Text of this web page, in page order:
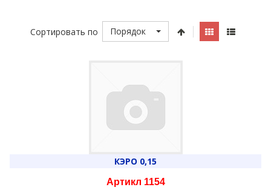
Сортировать по Порядок
КЭРО 0,15
Артикл 1154